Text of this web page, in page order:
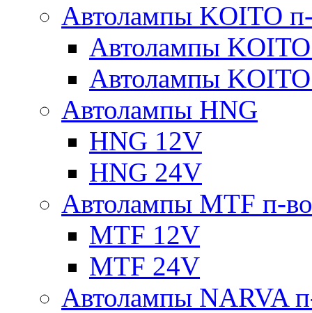
Автолампы KOITO
Автолампы
Автолампы
Автолампы HNG
HNG 12V
HNG 24V
Автолампы MTF п-
MTF 12V
MTF 24V
Автолампы NARVA